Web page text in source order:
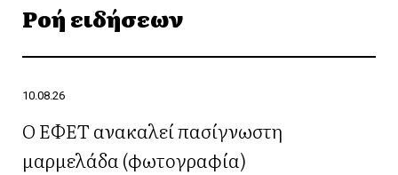
Ροή ειδήσεων
10.08.26
Ο ΕΦΕΤ ανακαλεί πασίγνωστη
μαρμελάδα (φωτογραφία)